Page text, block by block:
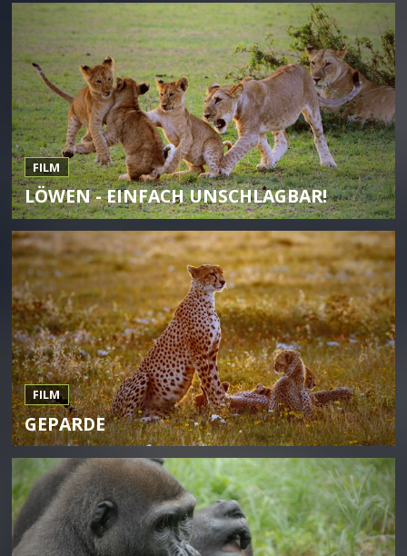
FILM
LÖWEN - EINFACH UNSCHLAGBAR!
FILM
GEPARDE